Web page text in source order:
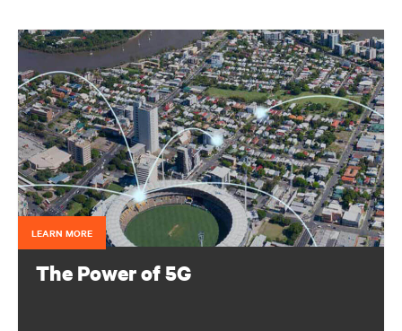
LEARN MORE
The Power of 5G